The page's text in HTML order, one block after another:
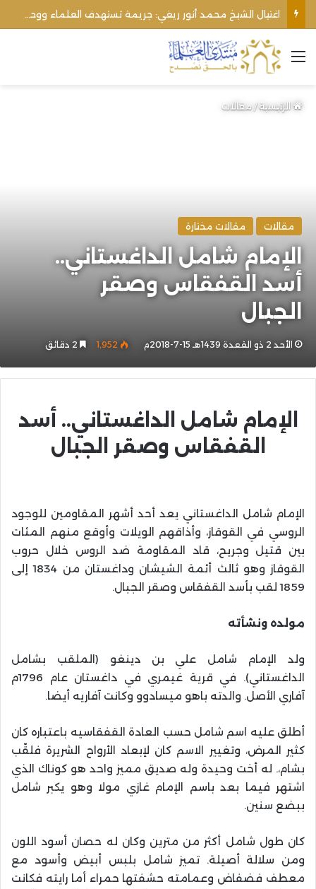
القائمة
الرئيسية/مقالات
مقالات مقالات مختارة
الإمام شامل الداغستاني..
أسد القفقاس وصقر
الجبال
الأحد 2 ذو القعدة 1439هـ 15-7-2018م 1٬952
الإمام شامل الداغستاني.. أسد
القفقاس وصقر الجبال
الإمام شامل الداغستاني يعد أحد أشهر المقاومين للوجود
الروسي في القوقاز، وأذاقهم الويلات وأوقع منهم المئات
بين قتيل وجريح، قاد المقاومة ضد الروس خلال حروب
القوقاز وهو ثالث أئمة الشيشان وداغستان من 1834 إلى
1859 لقب بأسد القفقاس وصقر الجبال.
مولده ونشأته
ولد الإمام شامل علي بن دينغو (الملقب بشامل
الداغستاني). في قرية غيمري في داغستان عام 1796م
آفاري الأصل. والدته باهو ميسادوو وكانت آفاريه أيضا.
أطلق عليه اسم شامل حسب العادة القفقاسيه باعتباره كان
كثير المرض، وتغيير الاسم كان لإبعاد الأرواح الشريرة فلقّب
بشام،. له أخت وحيدة وله صديق مميز واحد هو كوناك الذي
اشتهر فيما بعد باسم الإمام غازي مولا وهو يكبر شامل
ببضع سنين.
كان طول شامل أكثر من مترين وكان له حصان أسود اللون
ومن سلالة أصيلة. تميز شامل بلبس أبيض وأسود مع
معطف فضفاض وعمامته حشفتها حمراء أما رايته فكانت